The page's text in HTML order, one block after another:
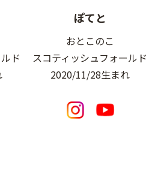
ド
ぽてと
おとこのこ
スコティッシュフォールド
2020/11/28生まれ